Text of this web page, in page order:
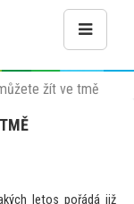
žít ve tmě
letos pořádá již